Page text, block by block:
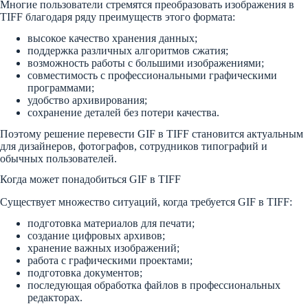
Многие пользователи стремятся преобразовать изображения в
TIFF благодаря ряду преимуществ этого формата:
высокое качество хранения данных;
поддержка различных алгоритмов сжатия;
возможность работы с большими изображениями;
совместимость с профессиональными графическими
программами;
удобство архивирования;
сохранение деталей без потери качества.
Поэтому решение перевести GIF в TIFF становится актуальным
для дизайнеров, фотографов, сотрудников типографий и
обычных пользователей.
Когда может понадобиться GIF в TIFF
Существует множество ситуаций, когда требуется GIF в TIFF:
подготовка материалов для печати;
создание цифровых архивов;
хранение важных изображений;
работа с графическими проектами;
подготовка документов;
последующая обработка файлов в профессиональных
редакторах.